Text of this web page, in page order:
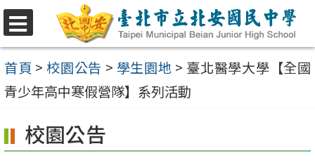
選
單
跳
至
主
要
容
區
首頁 > 校園公告 > 學生園地 > 臺北醫學大學【全國
青少年高中寒假營隊】系列活動
校園公告